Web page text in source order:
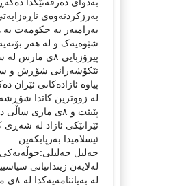
بەرزکردنەوەی
بەرامبەر بە حکومەت بە
شێوەیەک و لە هەر
پیرۆزبایی ٨ی
تێکۆشەرانی شۆڕش و
پیاوە ئازادەکانی ئێران
لە زووترین کاتدا
پێبێت و ٨ی ماری
ئێرانێکی ئازاد لە شەڕی
ئیسلامیدا بەرپابکەین .
جەلیل
لەلایەن زیندانیانی